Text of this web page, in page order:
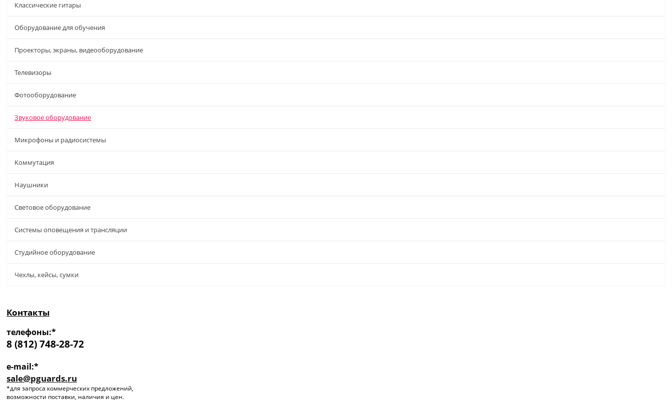
Классические гитары
Оборудование для обучения
Проекторы, экраны, видеооборудование
Телевизоры
Фотооборудование
Звуковое оборудование
Микрофоны и радиосистемы
Коммутация
Наушники
Световое оборудование
Системы оповещения и трансляции
Студийное оборудование
Чехлы, кейсы, сумки
Контакты
телефоны:*
8 (812) 748-28-72
e-mail:*
sale@pguards.ru
*для запроса коммерческих предложений,
возможности поставки, наличия и цен.